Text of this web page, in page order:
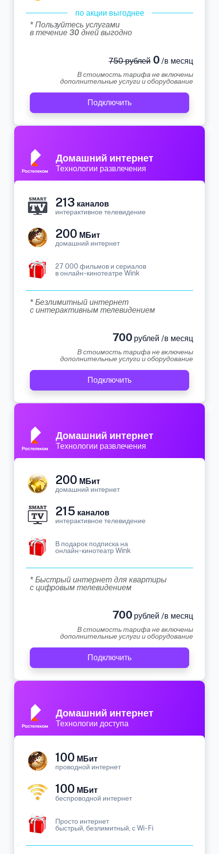
по акции выгоднее
* Пользуйтесь услугами
в течение 30 дней выгодно
750 рублей0 /в месяц
В стоимость тарифа не включены
дополнительные услуги и оборудование
Подключить
Домашний интернет
Технологии развлечения
213 каналов
интерактивное телевидение
200 МБит
домашний интернет
27 000 фильмов и сериалов
в онлайн-кинотеатре Wink
* Безлимитный интернет
с интерактивным телевидением
700 рублей /в месяц
В стоимость тарифа не включены
дополнительные услуги и оборудование
Подключить
Домашний интернет
Технологии развлечения
200 МБит
домашний интернет
215 каналов
интерактивное телевидение
В подарок подписка на
онлайн-кинотеатр Wink
* Быстрый интернет для квартиры
с цифровым телевидением
700 рублей /в месяц
В стоимость тарифа не включены
дополнительные услуги и оборудование
Подключить
Домашний интернет
Технологии доступа
100 МБит
проводной интернет
100 МБит
беспроводной интернет
Просто интернет
быстрый, безлимитный, с Wi-Fi